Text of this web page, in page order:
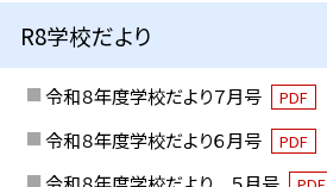
R8学校だより
令和８年度学校だより７月号 PDF
令和８年度学校だより６月号
PDF